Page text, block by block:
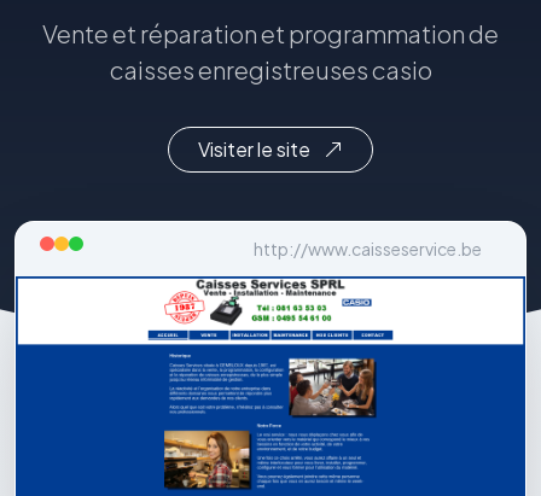
Vente et réparation et programmation de
caisses enregistreuses casio
Visiter le site
http://www.caisseservice.be